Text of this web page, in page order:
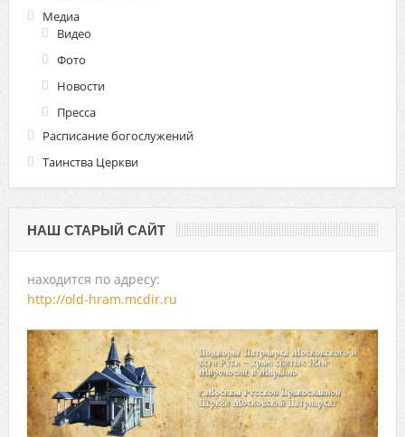
Медиа
Видео
Фото
Новости
Пресса
Расписание богослужений
Таинства Церкви
НАШ СТАРЫЙ САЙТ
находится по адресу:
http://old-hram.mcdir.ru